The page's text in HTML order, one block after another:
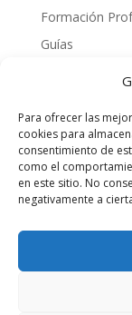
Para ofrecer las
cookies para
consentimiento de
como el
en este sitio. No
negativamente a
Formación
Guías
Noticias
Oposiciones
Procedimientos
Varios
videos